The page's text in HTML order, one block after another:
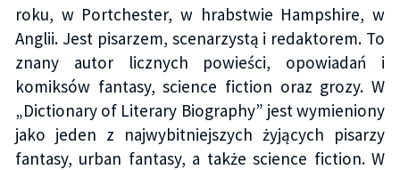
roku, w Portchester, w hrabstwie Hampshire, w
Anglii. Jest pisarzem, scenarzystą i redaktorem. To
znany autor licznych powieści, opowiadań i
komiksów fantasy, science fiction oraz grozy. W
„Dictionary of Literary Biography” jest wymieniony
jako jeden z najwybitniejszych żyjących pisarzy
fantasy, urban fantasy, a także science fiction. W